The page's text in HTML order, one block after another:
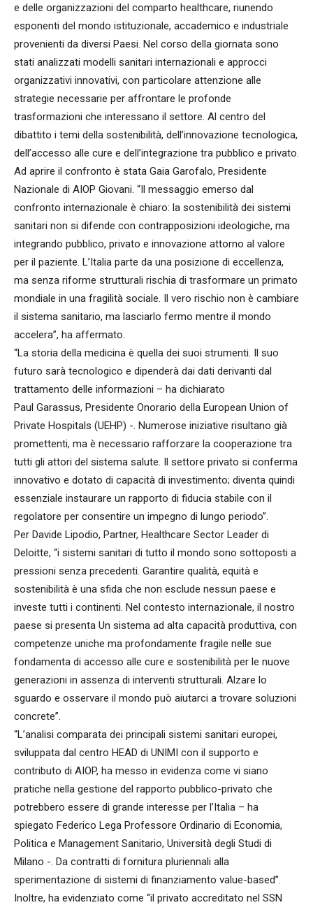
e delle organizzazioni del comparto healthcare, riunendo
esponenti del mondo istituzionale, accademico e industriale
provenienti da diversi Paesi. Nel corso della giornata sono
stati analizzati modelli sanitari internazionali e approcci
organizzativi innovativi, con particolare attenzione alle
strategie necessarie per affrontare le profonde
trasformazioni che interessano il settore. Al centro del
dibattito i temi della sostenibilità, dell’innovazione tecnologica,
dell’accesso alle cure e dell’integrazione tra pubblico e privato.
Ad aprire il confronto è stata Gaia Garofalo, Presidente
Nazionale di AIOP Giovani. “Il messaggio emerso dal
confronto internazionale è chiaro: la sostenibilità dei sistemi
sanitari non si difende con contrapposizioni ideologiche, ma
integrando pubblico, privato e innovazione attorno al valore
per il paziente. L’Italia parte da una posizione di eccellenza,
ma senza riforme strutturali rischia di trasformare un primato
mondiale in una fragilità sociale. Il vero rischio non è cambiare
il sistema sanitario, ma lasciarlo fermo mentre il mondo
accelera”, ha affermato.
“La storia della medicina è quella dei suoi strumenti. Il suo
futuro sarà tecnologico e dipenderà dai dati derivanti dal
trattamento delle informazioni – ha dichiarato
Paul Garassus, Presidente Onorario della European Union of
Private Hospitals (UEHP) -. Numerose iniziative risultano già
promettenti, ma è necessario rafforzare la cooperazione tra
tutti gli attori del sistema salute. Il settore privato si conferma
innovativo e dotato di capacità di investimento; diventa quindi
essenziale instaurare un rapporto di fiducia stabile con il
regolatore per consentire un impegno di lungo periodo”.
Per Davide Lipodio, Partner, Healthcare Sector Leader di
Deloitte, “i sistemi sanitari di tutto il mondo sono sottoposti a
pressioni senza precedenti. Garantire qualità, equità e
sostenibilità è una sfida che non esclude nessun paese e
investe tutti i continenti. Nel contesto internazionale, il nostro
paese si presenta Un sistema ad alta capacità produttiva, con
competenze uniche ma profondamente fragile nelle sue
fondamenta di accesso alle cure e sostenibilità per le nuove
generazioni in assenza di interventi strutturali. Alzare lo
sguardo e osservare il mondo può aiutarci a trovare soluzioni
concrete”.
“L’analisi comparata dei principali sistemi sanitari europei,
sviluppata dal centro HEAD di UNIMI con il supporto e
contributo di AIOP, ha messo in evidenza come vi siano
pratiche nella gestione del rapporto pubblico-privato che
potrebbero essere di grande interesse per l’Italia – ha
spiegato Federico Lega Professore Ordinario di Economia,
Politica e Management Sanitario, Università degli Studi di
Milano -. Da contratti di fornitura pluriennali alla
sperimentazione di sistemi di finanziamento value-based”.
Inoltre, ha evidenziato come “il privato accreditato nel SSN